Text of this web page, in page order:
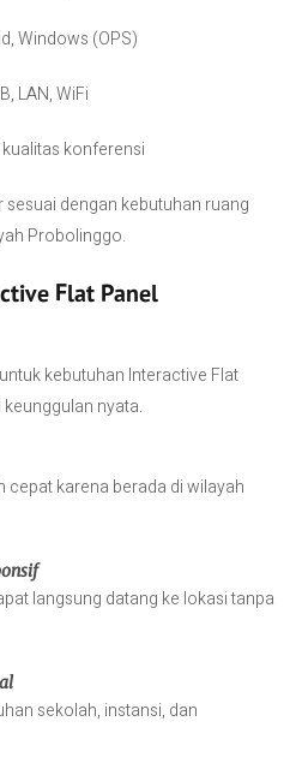
Windows (OPS)
LAN, WiFi
konferensi
dengan kebutuhan ruang
Probolinggo.
Flat Panel
kebutuhan Interactive Flat
nyata.
cepat karena berada di wilayah
langsung datang ke lokasi tanpa
sekolah, instansi, dan